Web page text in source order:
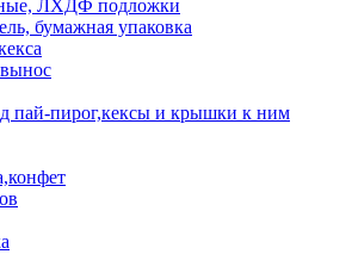
ЛХДФ подложки
бумажная упаковка
пай-пирог,кексы и крышки к ним